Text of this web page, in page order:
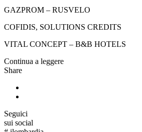
GAZPROM – RUSVELO
COFIDIS, SOLUTIONS CREDITS
VITAL CONCEPT – B&B HOTELS
Continua a leggere
Share
Seguici
sui social